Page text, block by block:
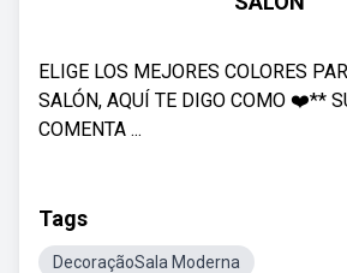
ELIGE LOS MEJORES COLORES
SALÓN, AQUÍ TE DIGO COMO ❤️**
COMENTA ...
Tags
DecoraçãoSala Moderna